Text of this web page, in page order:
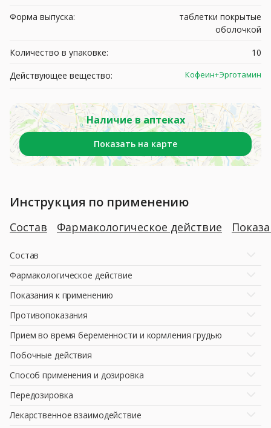
Форма выпуска:
таблетки покрытые
оболочкой
Количество в упаковке:
10
Действующее вещество:
Кофеин+Эрготамин
Наличие в аптеках
Показать на карте
Инструкция по применению
Состав Фармакологическое действие
Состав
Фармакологическое действие
Показания к применению
Противопоказания
Прием во время беременности и кормления грудью
Побочные действия
Способ применения и дозировка
Передозировка
Лекарственное взаимодействие